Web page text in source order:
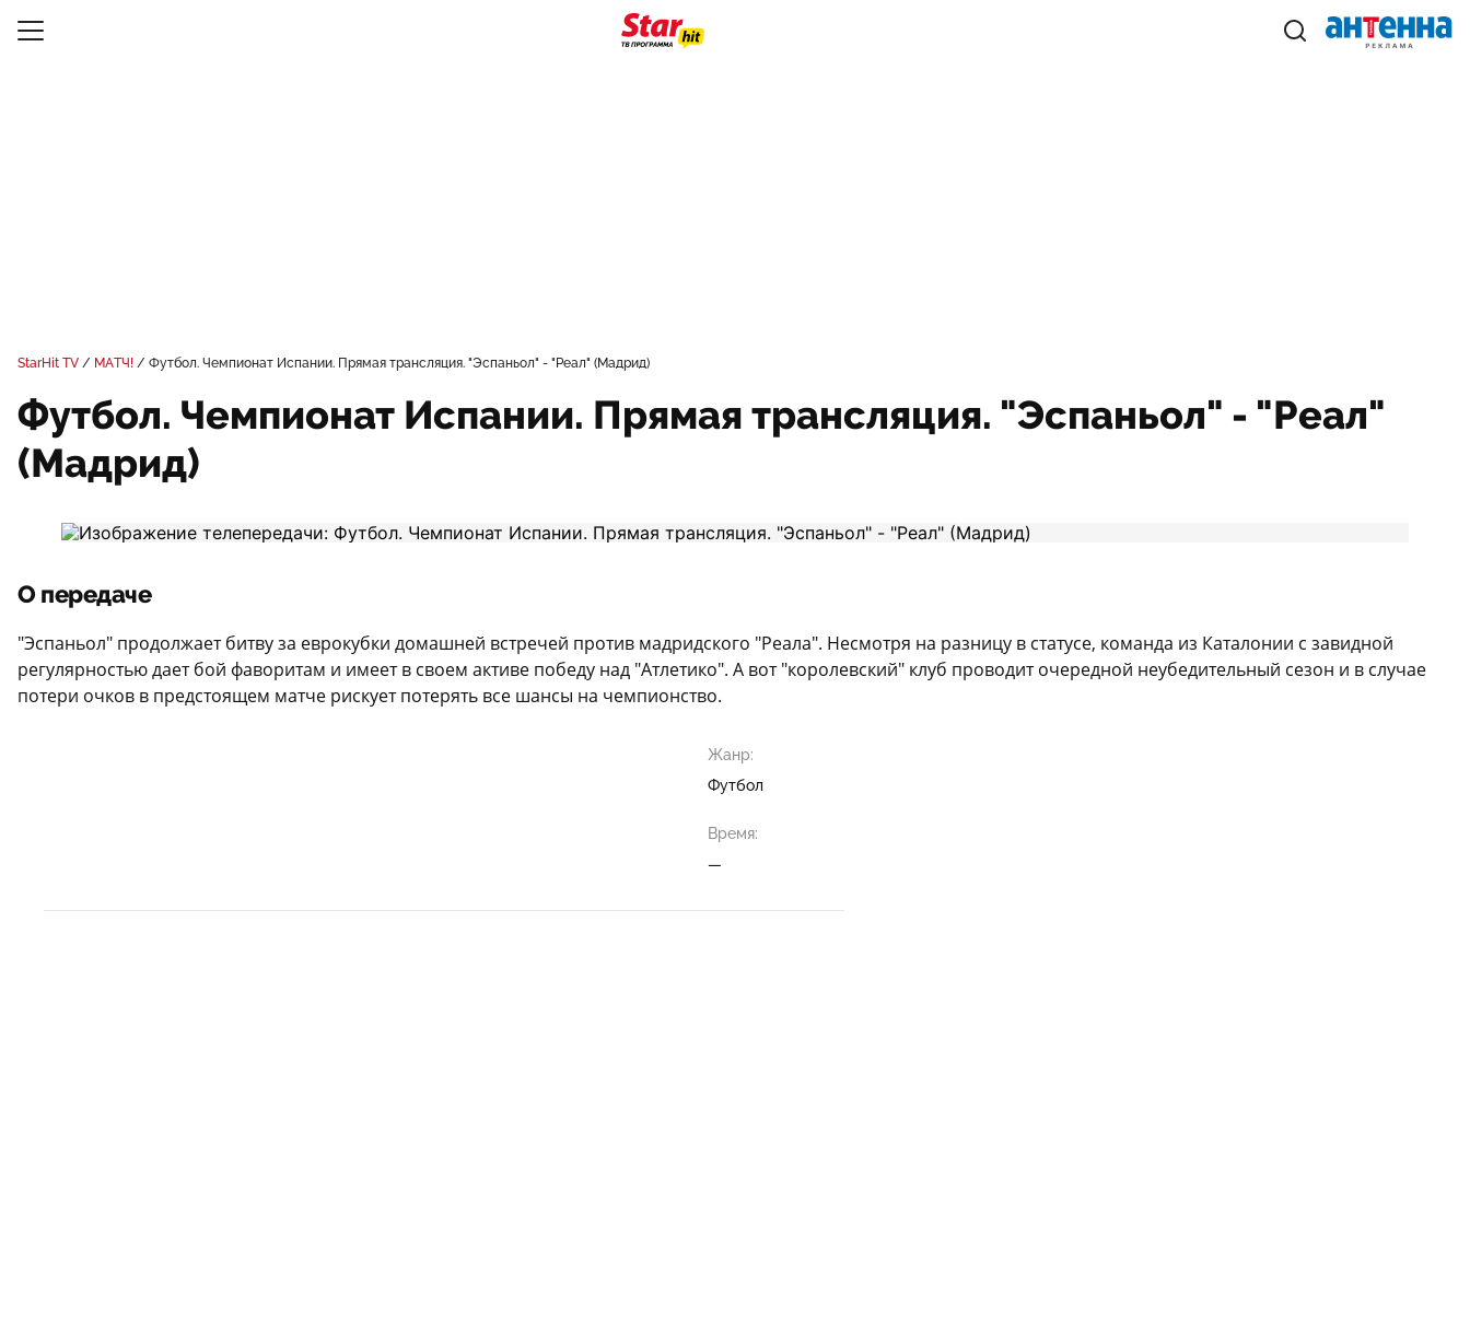
StarHit TV МАТЧ! Футбол. Чемпионат Испании. Прямая трансляция. "Эспаньол" - "Реал" (Мадрид)
Футбол. Чемпионат Испании. Прямая трансляция. "Эспаньол" - "Реал"
(Мадрид)
О передаче
"Эспаньол" продолжает битву за еврокубки домашней встречей против мадридского "Реала". Несмотря на разницу в статусе, команда из Каталонии с завидной
регулярностью дает бой фаворитам и имеет в своем активе победу над "Атлетико". А вот "королевский" клуб проводит очередной неубедительный сезон и в случае
потери очков в предстоящем матче рискует потерять все шансы на чемпионство.
Жанр:
Футбол
Время:
—